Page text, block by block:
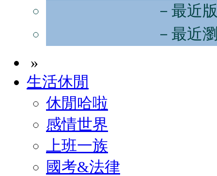
－最近
－最近
»
生活休閒
休閒哈啦
感情世界
上班一族
國考&法律